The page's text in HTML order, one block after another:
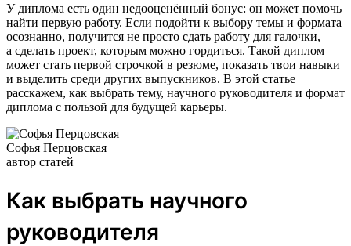
У диплома есть один недооценённый бонус: он может помочь
найти первую работу. Если подойти к выбору темы и формата
осознанно, получится не просто сдать работу для галочки,
а сделать проект, которым можно гордиться. Такой диплом
может стать первой строчкой в резюме, показать твои навыки
и выделить среди других выпускников. В этой статье
расскажем, как выбрать тему, научного руководителя и формат
диплома с пользой для будущей карьеры.
Софья Перцовская
автор статей
Как выбрать научного
руководителя